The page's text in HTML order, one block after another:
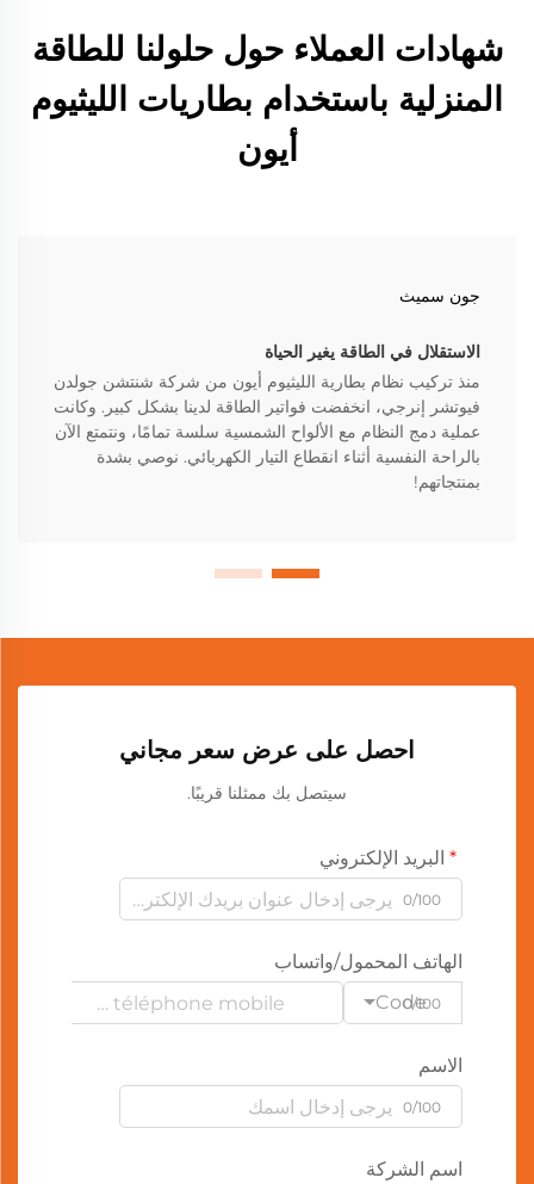
شهادات العملاء حول حلولنا للطاقة
المنزلية باستخدام بطاريات الليثيوم
أيون
جون سميث
الاستقلال في الطاقة يغير الحياة
منذ تركيب نظام بطارية الليثيوم أيون من شركة شنتشن جولدن
فيوتشر إنرجي، انخفضت فواتير الطاقة لدينا بشكل كبير. وكانت
عملية دمج النظام مع الألواح الشمسية سلسة تمامًا، ونتمتع الآن
بالراحة النفسية أثناء انقطاع التيار الكهربائي. نوصي بشدة
بمنتجاتهم!
احصل على عرض سعر مجاني
سيتصل بك ممثلنا قريبًا.
البريد الإلكتروني
0/100
الهاتف المحمول/واتساب
Code
0/100
الاسم
0/100
اسم الشركة